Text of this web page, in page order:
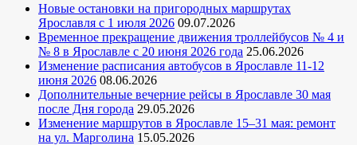
Новые остановки на пригородных маршрутах
Ярославля с 1 июля 2026 09.07.2026
Временное прекращение движения троллейбусов № 4 и
№ 8 в Ярославле с 20 июня 2026 года 25.06.2026
Изменение расписания автобусов в Ярославле 11-12
июня 2026 08.06.2026
Дополнительные вечерние рейсы в Ярославле 30 мая
после Дня города 29.05.2026
Изменение маршрутов в Ярославле 15–31 мая: ремонт
на ул. Марголина 15.05.2026